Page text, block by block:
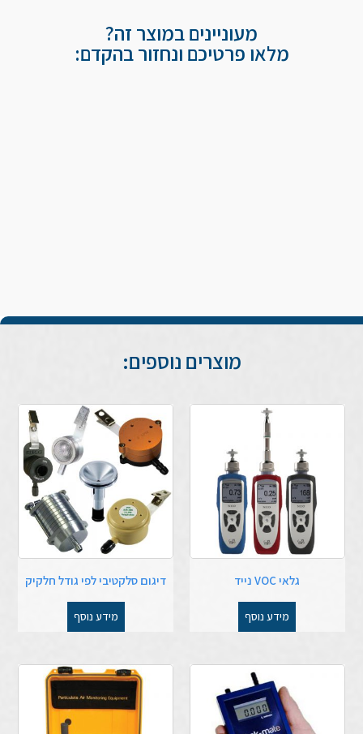
מעוניינים במוצר זה?
מלאו פרטיכם ונחזור בהקדם:
מוצרים נוספים:
גלאי VOC נייד
מידע נוסף
דיגום סלקטיבי לפי גודל חלקיק
מידע נוסף